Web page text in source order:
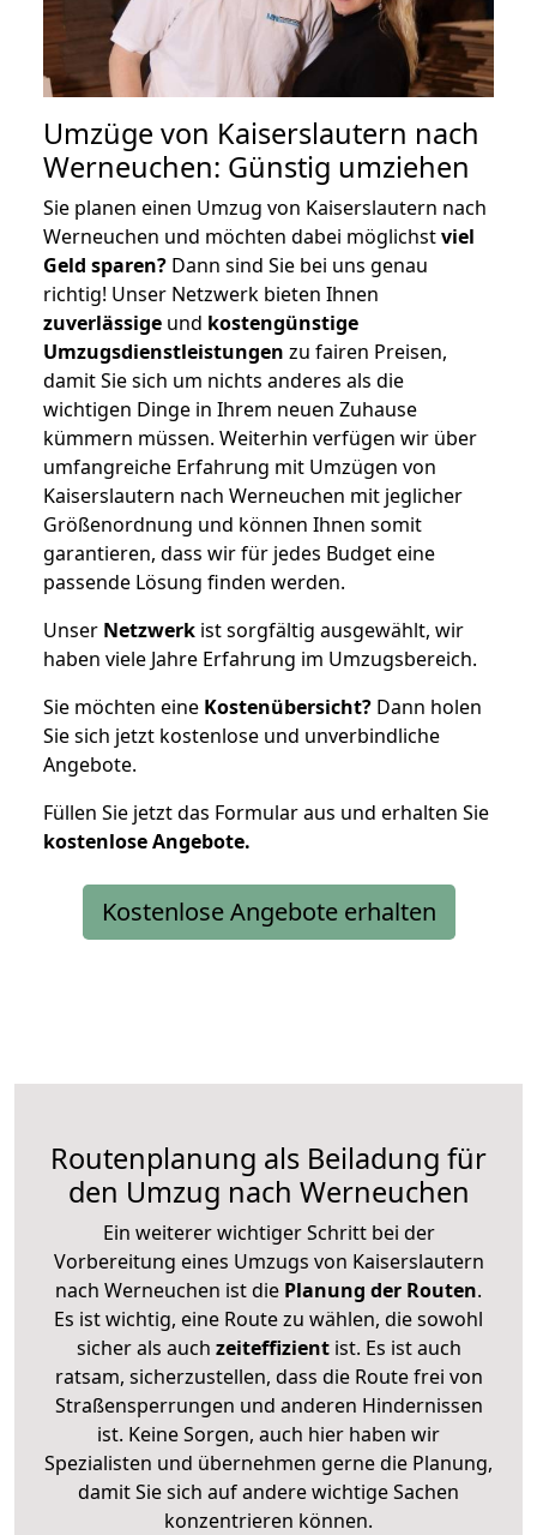
Umzüge von Kaiserslautern nach
Werneuchen: Günstig umziehen
Sie planen einen Umzug von Kaiserslautern nach
Werneuchen und möchten dabei möglichstviel
Geld sparen? Dann sind Sie bei uns genau
richtig! Unser Netzwerk bieten Ihnen
zuverlässige und kostengünstige
Umzugsdienstleistungen zu fairen Preisen,
damit Sie sich um nichts anderes als die
wichtigen Dinge in Ihrem neuen Zuhause
kümmern müssen. Weiterhin verfügen wir über
umfangreiche Erfahrung mit Umzügen von
Kaiserslautern nach Werneuchen mit jeglicher
Größenordnung und können Ihnen somit
garantieren, dass wir für jedes Budget eine
passende Lösung finden werden.
Unser Netzwerk ist sorgfältig ausgewählt, wir
haben viele Jahre Erfahrung im Umzugsbereich.
Sie möchten eine Kostenübersicht? Dann holen
Sie sich jetzt kostenlose und unverbindliche
Angebote.
Füllen Sie jetzt das Formular aus und erhalten Sie
kostenloseAngebote.
Kostenlose Angebote erhalten
Routenplanung als Beiladung für
den Umzug nach Werneuchen
Ein weiterer wichtiger Schritt bei der
Vorbereitung eines Umzugs von Kaiserslautern
nach Werneuchen ist die Planung der Routen.
Es ist wichtig, eine Route zu wählen, die sowohl
sicher als auch zeiteffizientist. Es ist auch
ratsam, sicherzustellen, dass die Route frei von
Straßensperrungen und anderen Hindernissen
ist. Keine Sorgen, auch hier haben wir
Spezialisten und übernehmen gerne die Planung,
damit Sie sich auf andere wichtige Sachen
konzentrieren können.